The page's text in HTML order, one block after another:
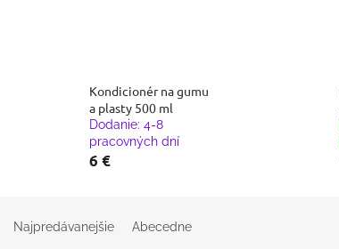
Kondicionér na gumu
a plasty 500 ml
Dodanie: 4-8
pracovných dní
6 €
Najpredávanejšie Abecedne